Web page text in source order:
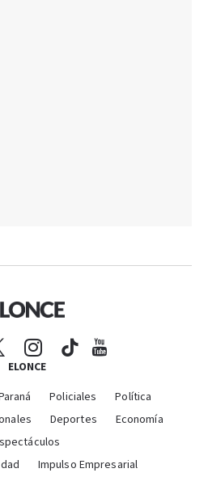
ELONCE
Policiales
Política
Deportes
Economía
Impulso Empresarial